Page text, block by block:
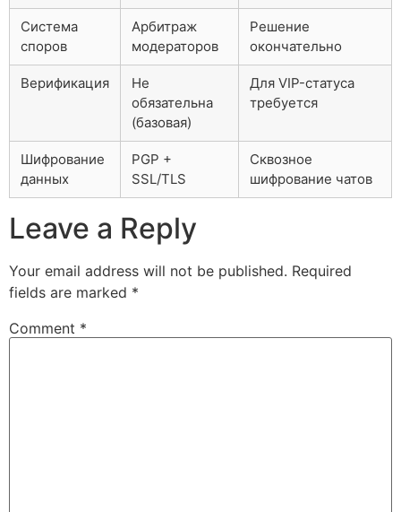
Система
споров
Арбитраж
модераторов
Решение
окончательно
Верификация
Не
обязательна
(базовая)
Для VIP-статуса
требуется
Шифрование
данных
PGP +
SSL/TLS
Сквозное
шифрование чатов
Leave a Reply
Your email address will not be published. Required
fields are marked *
Comment *